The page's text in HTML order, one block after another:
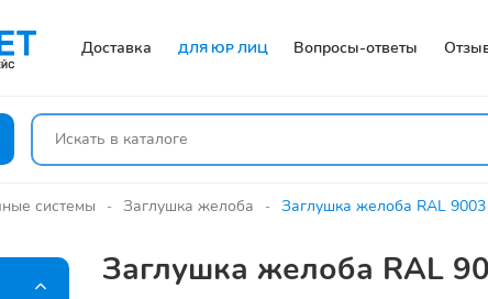
Доставка ДЛЯ ЮР ЛИЦ Вопросы-ответы
системы Заглушка желоба Заглушка желоба RAL 9003
Заглушка желоба RAL